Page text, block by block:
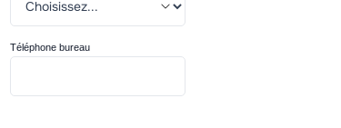
Téléphone bureau